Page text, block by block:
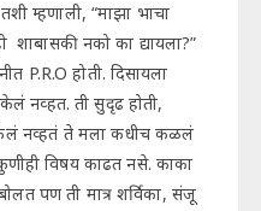
म्हणाली, “माझा भाचा
शाबासकी नको का द्यायला?”
P.R.O होती. दिसायला
केलं नव्हत. ती सुदृढ होती,
नव्हतं ते मला कधीच कळलं
विषय काढत नसे. काका
पण ती मात्र शर्विका, संजू